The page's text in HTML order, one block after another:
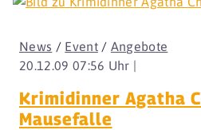
20.12.09 07:56 Uhr |
News / Event/ Angebote
Krimidinner Agatha
Mausefalle